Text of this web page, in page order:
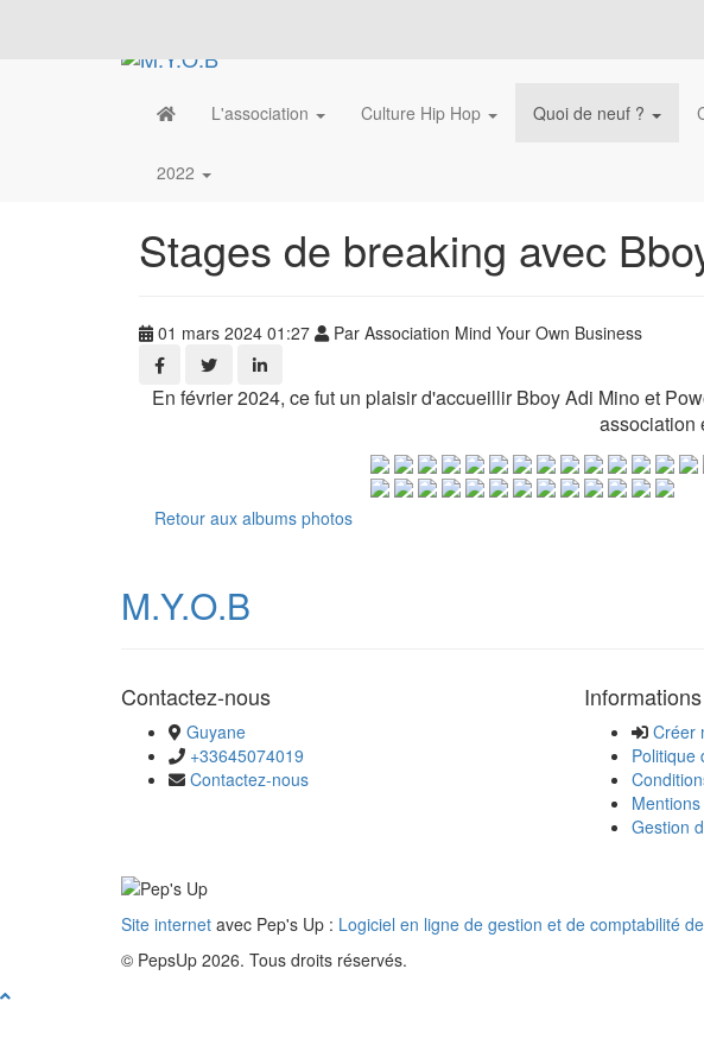
L'association Culture Hip Hop Quoi de neuf ?
2022
Stages de breaking avec
01 mars 2024 01:27 Par Association Mind Your Own Business
En février 2024, ce fut un plaisir d'accueillir Bboy Adi Mino et
association
Retour aux albums photos
M.Y.O.B
Contactez-nous
Guyane
+33645074019
Contactez-nous
Informations
Créer
Politique
Gestion
Site internet avec Pep's Up : Logiciel en ligne de gestion et de comptabilité
© PepsUp 2026. Tous droits réservés.